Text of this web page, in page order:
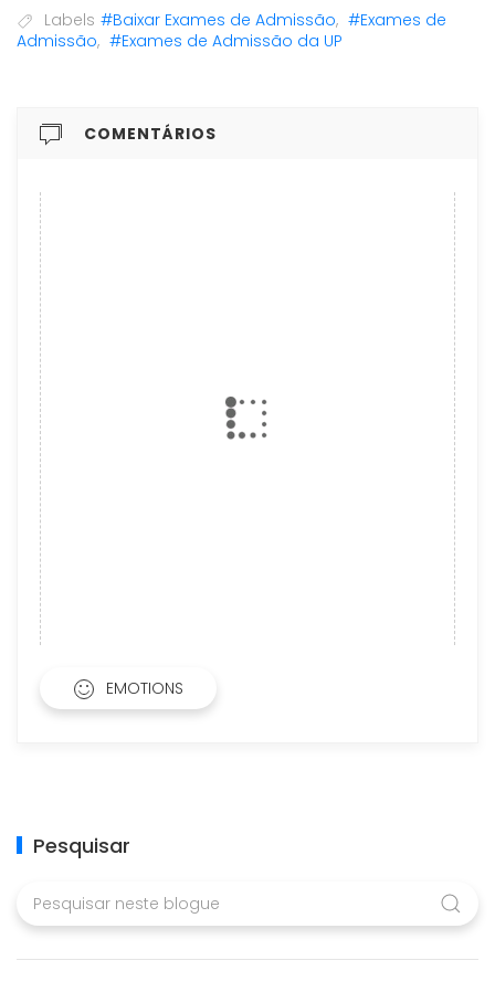
Labels #Baixar Exames de Admissão, #Exames de
Admissão, #Exames de Admissão da UP
COMENTÁRIOS
EMOTIONS
Pesquisar